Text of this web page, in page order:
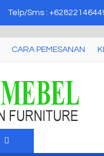
Telp/Sms :
CARA PEMESANAN